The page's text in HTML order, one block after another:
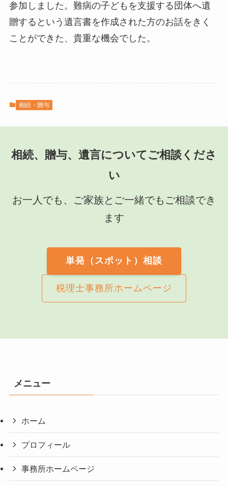
参加しました。難病の子どもを支援する団体へ遺
贈するという遺言書を作成された方のお話をきく
ことができた、貴重な機会でした。
相続・贈与
相続、贈与、遺言についてご相談くださ
い
お一人でも、ご家族とご一緒でもご相談でき
ます
単発（スポット）相談
税理士事務所ホームページ
メニュー
ホーム
プロフィール
事務所ホームページ